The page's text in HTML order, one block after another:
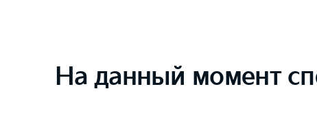
На данный момент